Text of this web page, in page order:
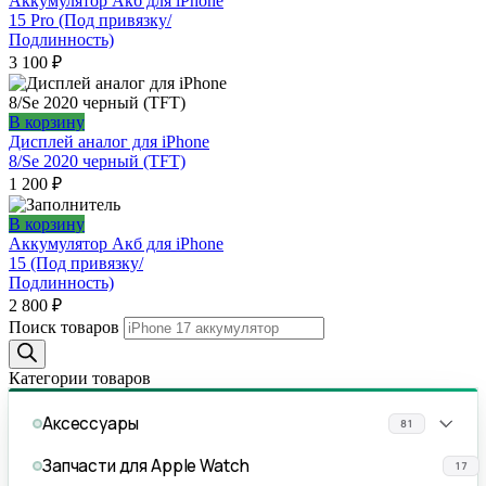
15 Pro (Под привязку/
Подлинность)
3 100 ₽
В корзину
Дисплей аналог для iPhone
8/Se 2020 черный (TFT)
1 200 ₽
В корзину
Аккумулятор Акб для iPhone
15 (Под привязку/
Подлинность)
2 800 ₽
Поиск товаров
Категории товаров
Аксессуары 81
Запчасти для Apple Watch 17